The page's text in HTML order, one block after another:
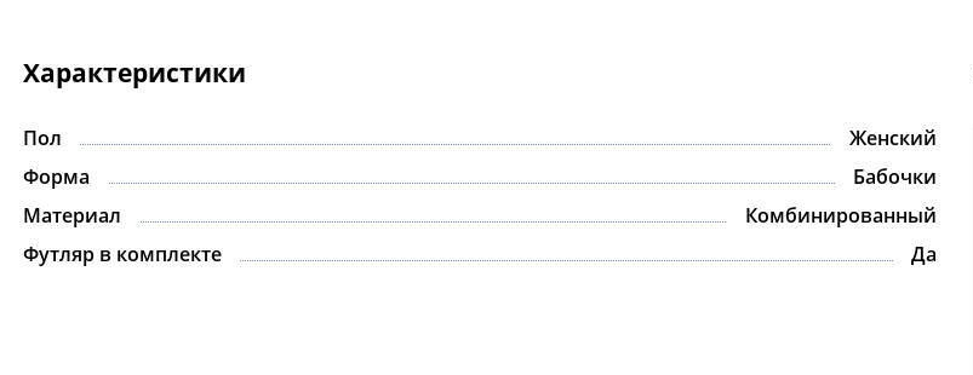
Характеристики
Пол
Женский
Форма
Бабочки
Материал
Комбинированный
Футляр в комплекте
Да